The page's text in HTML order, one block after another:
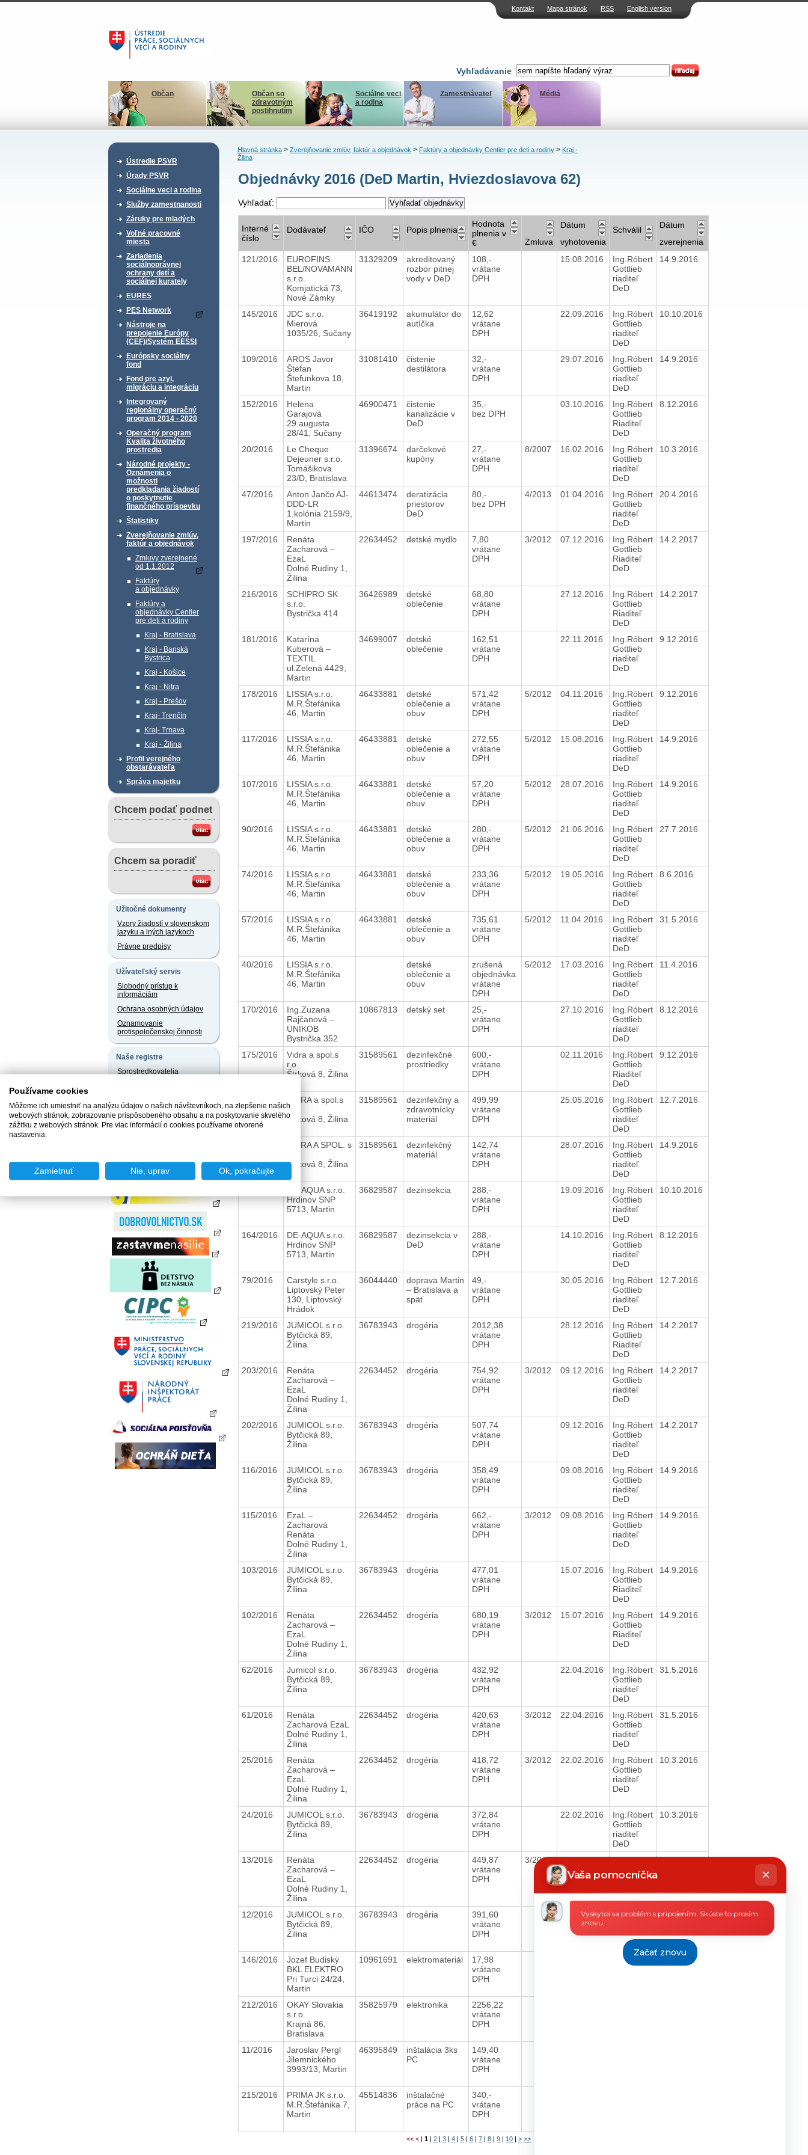
Kontakt Mapa stránok RSS English version
Vyhľadávanie
Občan
Občan so
zdravotným
postihnutím
Sociálne veci
a rodina
Zamestnávateľ Médiá
Ústredie PSVR
Úrady PSVR
Sociálne veci a rodina
Služby zamestnanosti
Záruky pre mladých
Voľné pracovné
miesta
Zariadenia
sociálnoprávnej
ochrany detí a
sociálnej kurately
EURES
PES Network
Nástroje na
prepojenie Európy
(CEF)/Systém EESSI
Európsky sociálny
fond
Fond pre azyl,
migráciu a integráciu
Integrovaný
regionálny operačný
program 2014 - 2020
Operačný program
Kvalita životného
prostredia
Národné projekty -
Oznámenia o
možnosti
predkladania žiadostí
o poskytnutie
finančného príspevku
Štatistiky
Zverejňovanie zmlúv,
faktúr a objednávok
Zmluvy zverejnené
od 1.1.2012
Faktúry
a objednávky
Faktúry a
objednávky Centier
pre deti a rodiny
Kraj - Bratislava
Kraj - Banská
Bystrica
Kraj - Košice
Kraj - Nitra
Kraj - Prešov
Kraj- Trenčín
Kraj- Trnava
Kraj - Žilina
Profil verejného
obstarávateľa
Správa majetku
Chcem podať podnet
Chcem sa poradiť
Užitočné dokumenty
Vzory žiadostí v slovenskom
jazyku a iných jazykoch
Právne predpisy
Užívateľský servis
Slobodný prístup k
informáciám
Ochrana osobných údajov
Oznamovanie
protispoločenskej činnosti
Naše registre
Sprostredkovatelia
zamestnávania
Agentúry dočasného
zamestnávania
chránené pracoviská
Hlavná stránka> Zverejňovanie zmlúv, faktúr a objednávok> Faktúry a objednávky Centier pre deti a rodiny> Kraj -
Žilina
Objednávky 2016 (DeD Martin, Hviezdoslavova 62)
Vyhľadať:
Interné
číslo
Dodávateľ IČO Popis plnenia
Hodnota
plnenia v
€
Zmluva
Dátum
vyhotovenia
Schválil
Dátum
zverejnenia
121/2016
EUROFINS
BEL/NOVAMANN
s.r.o.
Komjatická 73,
Nové Zámky
31329209
akreditovaný
rozbor pitnej
vody v DeD
108,-
vrátane
DPH
15.08.2016
Ing.Róbert
Gottlieb
riaditeľ
DeD
14.9.2016
145/2016
JDC s.r.o.
Mierová
1035/26, Sučany
36419192
akumulátor do
autíčka
12,62
vrátane
DPH
22.09.2016
Ing.Róbert
Gottlieb
riaditeľ
DeD
10.10.2016
109/2016
AROS Javor
Štefan
Štefunkova 18,
Martin
31081410
čistenie
destilátora
32,-
vrátane
DPH
29.07.2016
Ing.Róbert
Gottlieb
riaditeľ
DeD
14.9.2016
152/2016
Helena
Garajová
29.augusta
28/41, Sučany
46900471
čistenie
kanalizácie v
DeD
35,-
bez DPH
03.10.2016
Ing.Róbert
Gottlieb
Riaditeľ
DeD
8.12.2016
20/2016
Le Cheque
Dejeuner s.r.o.
Tomášikova
23/D, Bratislava
31396674
darčekové
kupóny
27,-
vrátane
DPH
8/2007 16.02.2016
Ing.Róbert
Gottlieb
riaditeľ
DeD
10.3.2016
47/2016
Anton Jančo AJ-
DDD-LR
1.kolónia 2159/9,
Martin
44613474
deratizácia
priestorov
DeD
80,-
bez DPH
4/2013 01.04.2016
Ing.Róbert
Gottlieb
riaditeľ
DeD
20.4.2016
197/2016
Renáta
Zacharová –
EzaL
Dolné Rudiny 1,
Žilina
22634452 detské mydlo
7,80
vrátane
DPH
3/2012 07.12.2016
Ing.Róbert
Gottlieb
Riaditeľ
DeD
14.2.2017
216/2016
SCHIPRO SK
s.r.o.
Bystrička 414
36426989
detské
oblečenie
68,80
vrátane
DPH
27.12.2016
Ing.Róbert
Gottlieb
Riaditeľ
DeD
14.2.2017
181/2016
Katarína
Kuberová –
TEXTIL
ul.Zelená 4429,
Martin
34699007
detské
oblečenie
162,51
vrátane
DPH
22.11.2016
Ing.Róbert
Gottlieb
riaditeľ
DeD
9.12.2016
178/2016
LISSIA s.r.o.
M.R.Štefánika
46, Martin
46433881
detské
oblečenie a
obuv
571,42
vrátane
DPH
5/2012 04.11.2016
Ing.Róbert
Gottlieb
riaditeľ
DeD
9.12.2016
117/2016
LISSIA s.r.o.
M.R.Štefánika
46, Martin
46433881
detské
oblečenie a
obuv
272,55
vrátane
DPH
5/2012 15.08.2016
Ing.Róbert
Gottlieb
riaditeľ
DeD
14.9.2016
107/2016
LISSIA s.r.o.
M.R.Štefánika
46, Martin
46433881
detské
oblečenie a
obuv
57,20
vrátane
DPH
5/2012 28.07.2016
Ing.Róbert
Gottlieb
riaditeľ
DeD
14.9.2016
90/2016
LISSIA s.r.o.
M.R.Štefánika
46, Martin
46433881
detské
oblečenie a
obuv
280,-
vrátane
DPH
5/2012 21.06.2016
Ing.Róbert
Gottlieb
riaditeľ
DeD
27.7.2016
74/2016
LISSIA s.r.o.
M.R.Štefánika
46, Martin
46433881
detské
oblečenie a
obuv
233,36
vrátane
DPH
5/2012 19.05.2016
Ing.Róbert
Gottlieb
riaditeľ
DeD
8.6.2016
57/2016
LISSIA s.r.o.
M.R.Štefánika
46, Martin
46433881
detské
oblečenie a
obuv
735,61
vrátane
DPH
5/2012 11.04.2016
Ing.Róbert
Gottlieb
riaditeľ
DeD
31.5.2016
40/2016
LISSIA s.r.o.
M.R.Štefánika
46, Martin
detské
oblečenie a
obuv
zrušená
objednávka
vrátane
DPH
5/2012 17.03.2016
Ing.Róbert
Gottlieb
riaditeľ
DeD
11.4.2016
170/2016
Ing.Zuzana
Rajčanová –
UNIKOB
Bystrička 352
10867813 detský set
25,-
vrátane
DPH
27.10.2016
Ing.Róbert
Gottlieb
riaditeľ
DeD
8.12.2016
175/2016
Vidra a spol.s
r.o.
Štrková 8, Žilina
31589561
dezinfekčné
prostriedky
600,-
vrátane
DPH
02.11.2016
Ing.Róbert
Gottlieb
Riaditeľ
DeD
9.12.2016
VIDRA a spol.s
r.o.
Štrková 8, Žilina
31589561
dezinfekčný a
zdravotnícky
materiál
499,99
vrátane
DPH
25.05.2016
Ing.Róbert
Gottlieb
riaditeľ
DeD
12.7.2016
VIDRA A SPOL. s
Štrková 8, Žilina
31589561
dezinfekčný
materiál
142,74
vrátane
DPH
28.07.2016
Ing.Róbert
Gottlieb
riaditeľ
DeD
14.9.2016
DE-AQUA s.r.o.
Hrdinov SNP
5713, Martin
36829587 dezinsekcia
288,-
vrátane
DPH
19.09.2016
Ing.Róbert
Gottlieb
riaditeľ
DeD
10.10.2016
164/2016
DE-AQUA s.r.o.
Hrdinov SNP
5713, Martin
36829587
dezinsekcia v
DeD
288,-
vrátane
DPH
14.10.2016
Ing.Róbert
Gottlieb
riaditeľ
DeD
8.12.2016
79/2016
Carstyle s.r.o.
Liptovský Peter
130, Liptovský
Hrádok
36044440
doprava Martin
– Bratislava a
späť
49,-
vrátane
DPH
30.05.2016
Ing.Róbert
Gottlieb
riaditeľ
DeD
12.7.2016
219/2016
JUMICOL s.r.o.
Bytčická 89,
Žilina
36783943 drogéria
2012,38
vrátane
DPH
28.12.2016
Ing.Róbert
Gottlieb
Riaditeľ
DeD
14.2.2017
203/2016
Renáta
Zacharová –
EzaL
Dolné Rudiny 1,
Žilina
22634452 drogéria
754,92
vrátane
DPH
3/2012 09.12.2016
Ing.Róbert
Gottlieb
riaditeľ
DeD
14.2.2017
202/2016
JUMICOL s.r.o.
Bytčická 89,
Žilina
36783943 drogéria
507,74
vrátane
DPH
09.12.2016
Ing.Róbert
Gottlieb
riaditeľ
DeD
14.2.2017
116/2016
JUMICOL s.r.o.
Bytčická 89,
Žilina
36783943 drogéria
358,49
vrátane
DPH
09.08.2016
Ing.Róbert
Gottlieb
riaditeľ
DeD
14.9.2016
115/2016
EzaL –
Zacharová
Renáta
Dolné Rudiny 1,
Žilina
22634452 drogéria
662,-
vrátane
DPH
3/2012 09.08.2016
Ing.Róbert
Gottlieb
riaditeľ
DeD
14.9.2016
103/2016
JUMICOL s.r.o.
Bytčická 89,
Žilina
36783943 drogéria
477,01
vrátane
DPH
15.07.2016
Ing.Róbert
Gottlieb
Riaditeľ
DeD
14.9.2016
102/2016
Renáta
Zacharová –
EzaL
Dolné Rudiny 1,
Žilina
22634452 drogéria
680,19
vrátane
DPH
3/2012 15.07.2016
Ing.Róbert
Gottlieb
Riaditeľ
DeD
14.9.2016
62/2016
Jumicol s.r.o.
Bytčická 89,
Žilina
36783943 drogéria
432,92
vrátane
DPH
22.04.2016
Ing.Róbert
Gottlieb
riaditeľ
DeD
31.5.2016
61/2016
Renáta
Zacharová EzaL
Dolné Rudiny 1,
Žilina
22634452 drogéria
420,63
vrátane
DPH
3/2012 22.04.2016
Ing.Róbert
Gottlieb
riaditeľ
DeD
31.5.2016
25/2016
Renáta
Zacharová –
EzaL
Dolné Rudiny 1,
Žilina
22634452 drogéria
418,72
vrátane
DPH
3/2012 22.02.2016
Ing.Róbert
Gottlieb
riaditeľ
DeD
10.3.2016
24/2016
JUMICOL s.r.o.
Bytčická 89,
Žilina
36783943 drogéria
372,84
vrátane
DPH
22.02.2016
Ing.Róbert
Gottlieb
riaditeľ
DeD
10.3.2016
13/2016
Renáta
Zacharová –
EzaL
Dolné Rudiny 1,
Žilina
22634452 drogéria
449,87
vrátane
DPH
3/2012 26.01.2016
Ing.Róbert
Gottlieb
riaditeľ
10.3.2016
12/2016
JUMICOL s.r.o.
Bytčická 89,
Žilina
36783943 drogéria
391,60
vrátane
DPH
26.01.2016
Ing.Róbert
riaditeľ
DeD
10.3.2016
146/2016
Jozef Budiský
BKL ELEKTRO
Pri Turci 24/24,
Martin
10961691 elektromateriál
17,98
vrátane
DPH
Ing.Róbert
10.10.2016
212/2016
OKAY Slovakia
s.r.o.
Krajná 86,
Bratislava
35825979 elektronika
2256,22
vrátane
DPH
11/2016
Jaroslav Pergl
Jilemnického
3993/13, Martin
46395849
inštalácia 3ks
PC
149,40
vrátane
DPH
215/2016
PRIMA JK s.r.o.
M.R.Štefánika 7,
Martin
45514836
inštalačné
práce na PC
340,-
vrátane
DPH
<< <| 1| 2| 3| 4| 5| 6| 7| 8| 9| 10| > >>
Používame cookies
Môžeme ich umiestniť na analýzu údajov o našich návštevníkoch, na zlepšenie našich
webových stránok, zobrazovanie prispôsobeného obsahu a na poskytovanie skvelého
zážitku z webových stránok. Pre viac informácií o cookies používame otvorené
nastavenia.
Zamietnuť Nie, uprav Ok, pokračujte
Vaša pomocníčka
Chatbot
píše
Vyskytol sa problém s pripojením. Skúste to prosím
znovu.
Začať znovu